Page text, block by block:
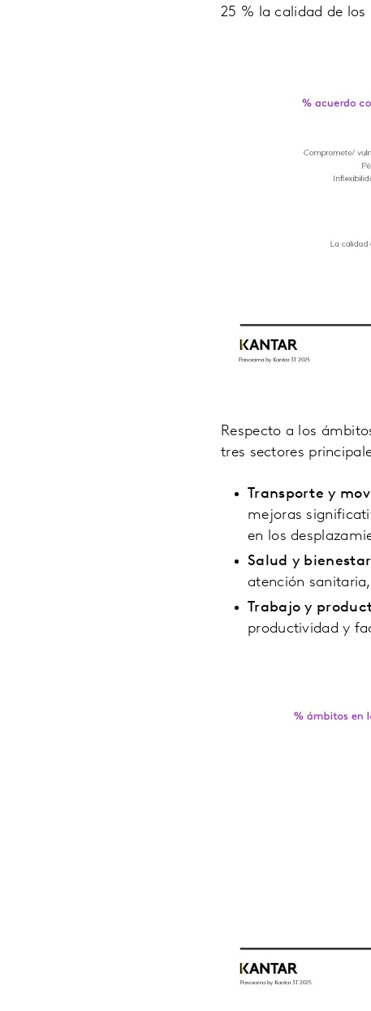
25 % la calidad de
Respecto a los
tres sectores
Transporte y
mejoras
en los
Salud y
atención
Trabajo y
productividad y